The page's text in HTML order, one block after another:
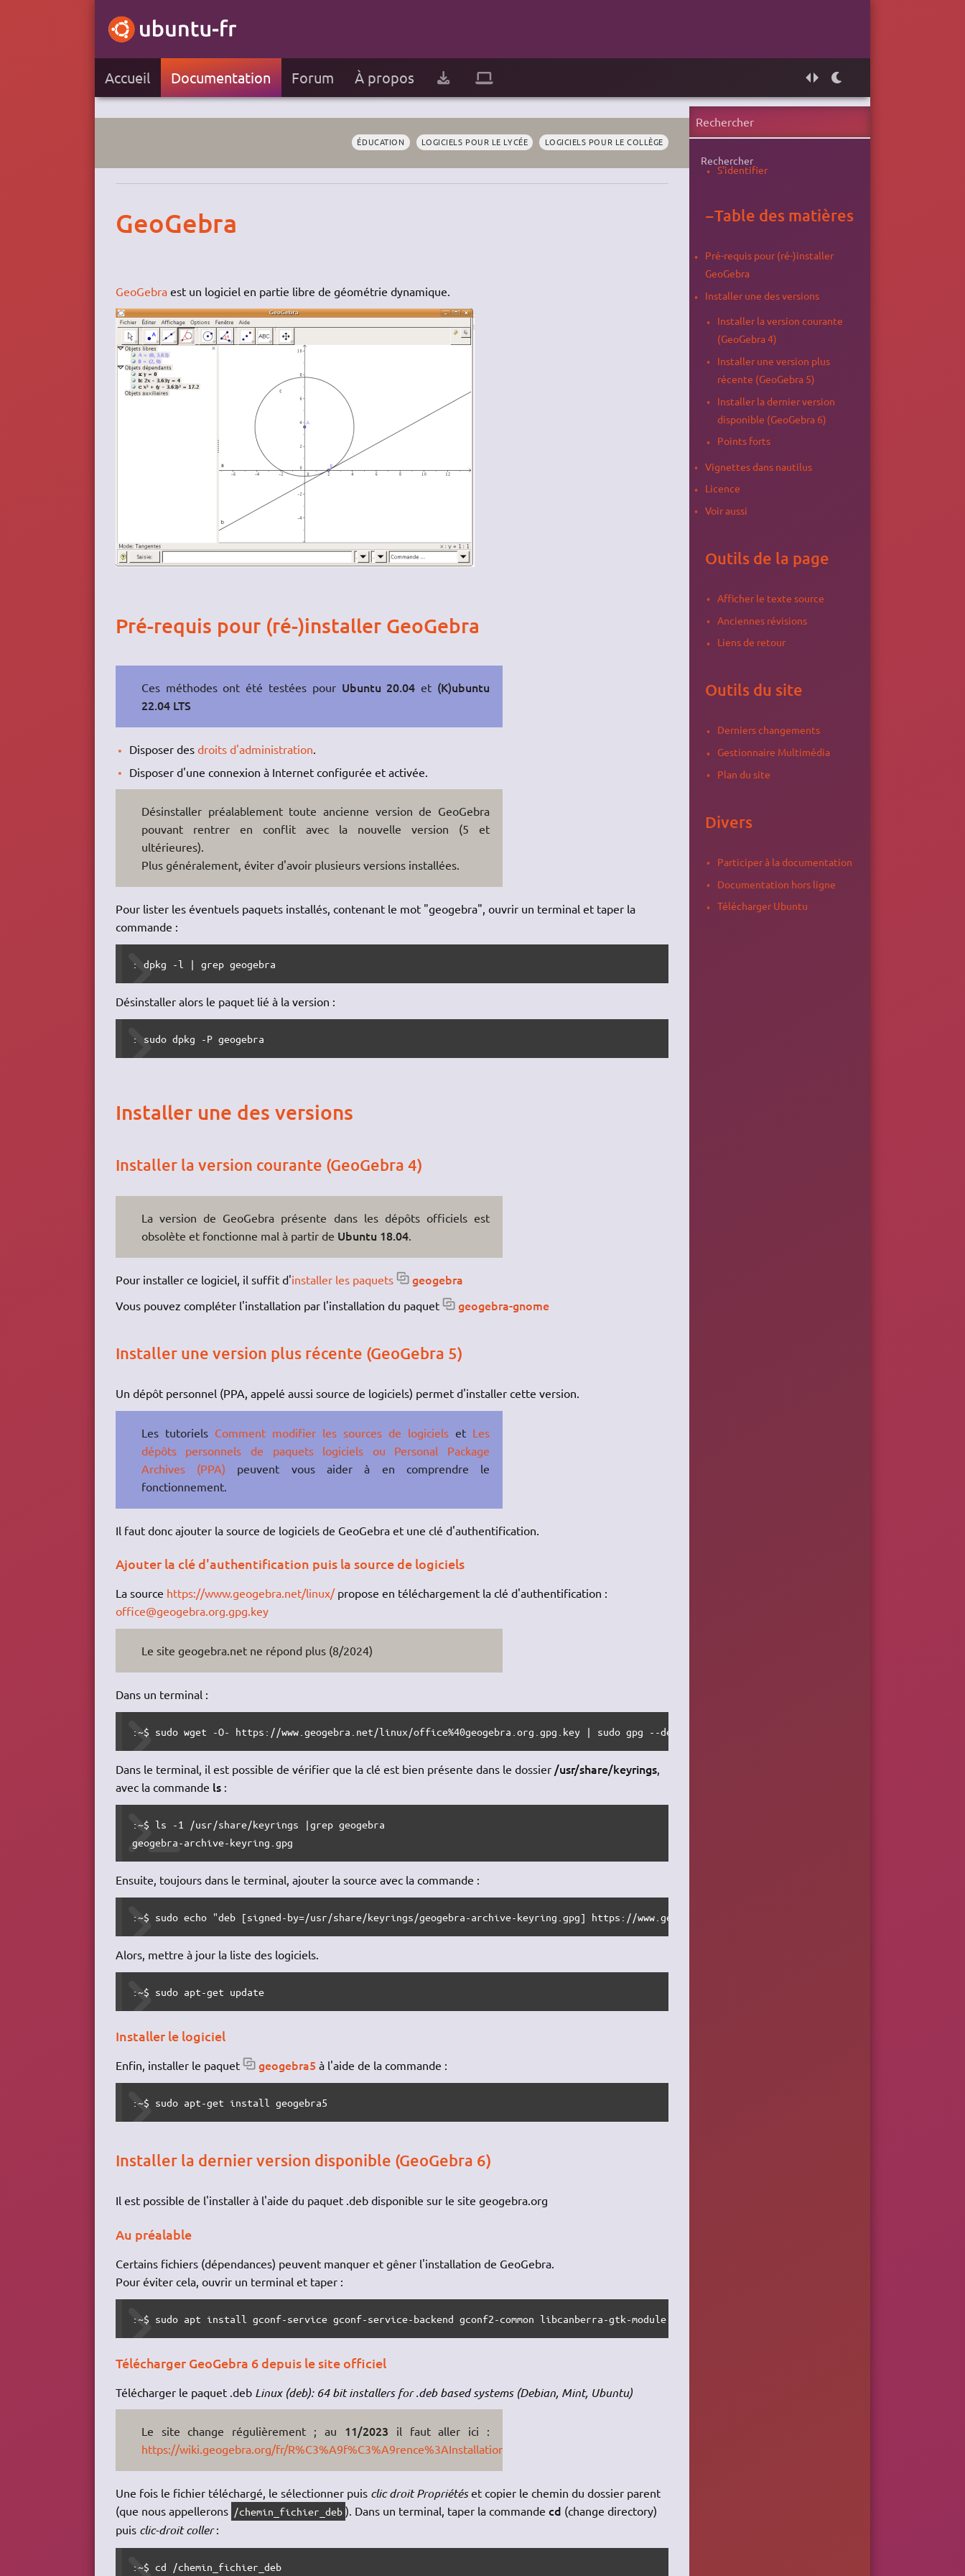
Accueil Documentation Forum À propos
ÉDUCATION LOGICIELS POUR LE LYCÉE LOGICIELS POUR LE COLLÈGE
GeoGebra
GeoGebraest un logiciel en partie libre de géométrie dynamique.
Pré-requis pour (ré-)installer GeoGebra
Ces méthodes ont été testées pour Ubuntu 20.04 et (K)ubuntu
22.04 LTS
Disposer desdroits d'administration.
Disposer d'une connexion à Internet configurée et activée.
Désinstaller préalablement toute ancienne version de GeoGebra
pouvant rentrer en conflit avec la nouvelle version (5 et
ultérieures).
Plus généralement, éviter d'avoir plusieurs versions installées.
Pour lister les éventuels paquets installés, contenant le mot "geogebra", ouvrir un terminal et taper la
commande :
: dpkg -l | grep geogebra
Désinstaller alors le paquet lié à la version :
: sudo dpkg -P geogebra
Installer une des versions
Installer la version courante (GeoGebra 4)
La version de GeoGebra présente dans les dépôts officiels est
obsolète et fonctionne mal à partir de Ubuntu 18.04.
Pour installer ce logiciel, il suffit d'installer les paquets geogebra
Vous pouvez compléter l'installation par l'installation du paquet geogebra-gnome
Installer une version plus récente (GeoGebra 5)
Un dépôt personnel (PPA, appelé aussi source de logiciels) permet d'installer cette version.
Les tutoriels Comment modifier les sources de logiciels et Les
dépôts personnels de paquets logiciels ou Personal Package
Archives (PPA) peuvent vous aider à en comprendre le
fonctionnement.
Il faut donc ajouter la source de logiciels de GeoGebra et une clé d'authentification.
Ajouter la clé d'authentification puis la source de logiciels
La source https://www.geogebra.net/linux/propose en téléchargement la clé d'authentification :
office@geogebra.org.gpg.key
Le site geogebra.net ne répond plus (8/2024)
Dans un terminal :
:~$ sudo wget -O- https://www.geogebra.net/linux/office%40geogebra.org.gpg.key | sudo gpg --dearmor --yes --output /usr/share/keyrings/geogebra-
Dans le terminal, il est possible de vérifier que la clé est bien présente dans le dossier /usr/share/keyrings,
avec la commande ls:
:~$ ls -1 /usr/share/keyrings |grep geogebra
geogebra-archive-keyring.gpg
Ensuite, toujours dans le terminal, ajouter la source avec la commande :
:~$ sudo echo "deb [signed-by=/usr/share/keyrings/geogebra-archive-keyring.gpg] https://www.geogebra.net/linux/ stable main" | sudo tee /etc/
Alors, mettre à jour la liste des logiciels.
:~$ sudo apt-get update
Installer le logiciel
Enfin, installer le paquet geogebra5 à l'aide de la commande :
:~$ sudo apt-get install geogebra5
Installer la dernier version disponible (GeoGebra 6)
Il est possible de l'installer à l'aide du paquet .deb disponible sur le site geogebra.org
Au préalable
Certains fichiers (dépendances) peuvent manquer et gêner l'installation de GeoGebra.
Pour éviter cela, ouvrir un terminal et taper :
:~$ sudo apt install gconf-service gconf-service-backend gconf2-common libcanberra-gtk-module libcanberra-gtk0 libgconf-2-4
Télécharger GeoGebra 6 depuis le site officiel
Télécharger le paquet .deb Linux (deb): 64 bit installers for .deb based systems (Debian, Mint, Ubuntu)
Le site change régulièrement ; au 11/2023 il faut aller ici :
https://wiki.geogebra.org/fr/R%C3%A9f%C3%A9rence%3AInstallation_GeoGebra
Une fois le fichier téléchargé, le sélectionner puis clic droit Propriétéset copier le chemin du dossier parent
(que nous appellerons /chemin_fichier_deb ). Dans un terminal, taper la commande cd (change directory)
puis clic-droit coller:
:~$ cd /chemin_fichier_deb
Rechercher
S'identifier
−Table des matières
Pré-requis pour (ré-)installer
GeoGebra
Installer une des versions
Installer la version courante
(GeoGebra 4)
Installer une version plus
récente (GeoGebra 5)
Installer la dernier version
disponible (GeoGebra 6)
Points forts
Vignettes dans nautilus
Licence
Voir aussi
Outils de la page
Afficher le texte source
Anciennes révisions
Liens de retour
Outils du site
Derniers changements
Gestionnaire Multimédia
Plan du site
Divers
Participer à la documentation
Documentation hors ligne
Télécharger Ubuntu